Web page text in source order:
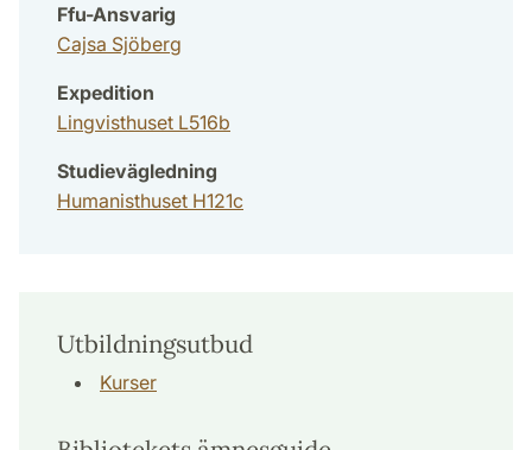
Ffu-Ansvarig
Cajsa Sjöberg
Expedition
Lingvisthuset L516b
Studievägledning
Humanisthuset H121c
Utbildningsutbud
Kurser